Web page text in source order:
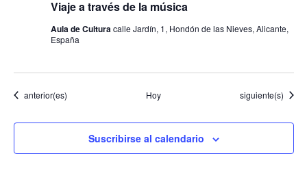
Viaje a través de la música
Aula de Culturacalle Jardín, 1, Hondón de las Nieves, Alicante,
España
Eventos
anterior(es) Hoy Eventos
siguiente(s)
Suscribirse al calendario